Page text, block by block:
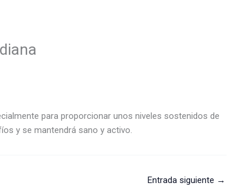
para proporcionar unos niveles sostenidos de
y se mantendrá sano y activo.
Entrada siguiente →